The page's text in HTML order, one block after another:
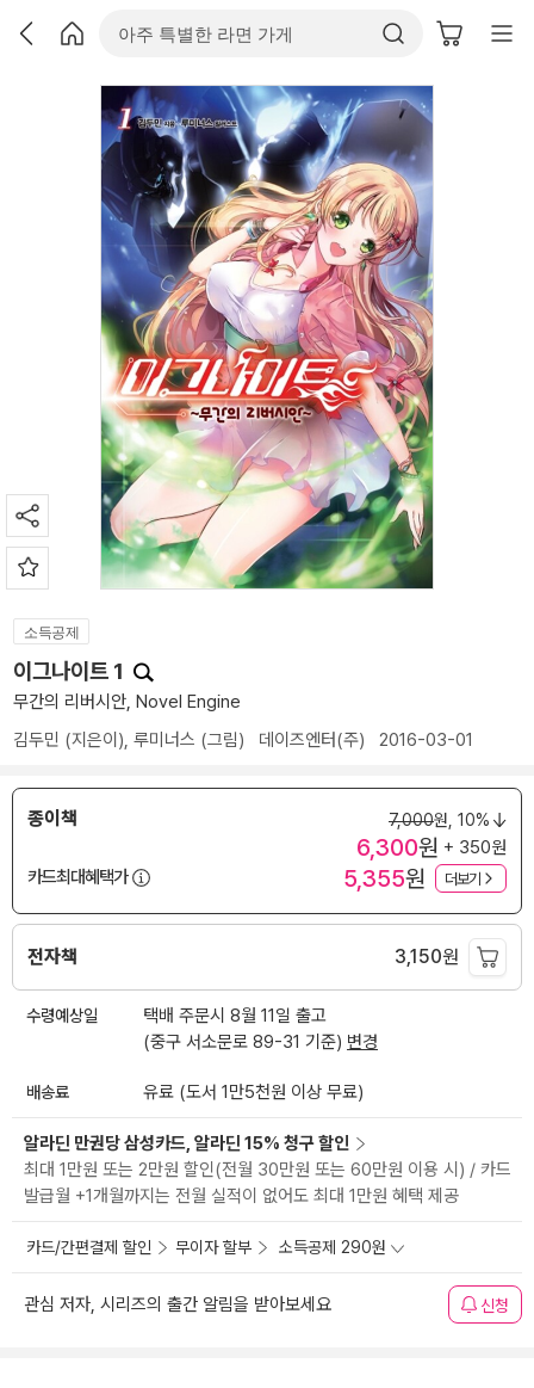
소득공제
이그나이트 1
무간의 리버시안, Novel Engine
김두민 (지은이), 루미너스 (그림) 데이즈엔터(주) 2016-03-01
종이책 7,000원, 10%
6,300원 + 350원
카드최대혜택가
5,355원 더보기
전자책 3,150원
수령예상일
택배 주문시 8월 11일 출고
(중구 서소문로 89-31 기준) 변경
배송료 유료 (도서 1만5천원 이상 무료)
알라딘 만권당 삼성카드, 알라딘 15% 청구 할인
최대 1만원 또는 2만원 할인(전월 30만원 또는 60만원 이용 시) / 카드
발급월 +1개월까지는 전월 실적이 없어도 최대 1만원 혜택 제공
카드/간편결제 할인 무이자 할부 소득공제 290원
관심 저자, 시리즈의 출간 알림을 받아보세요 신청